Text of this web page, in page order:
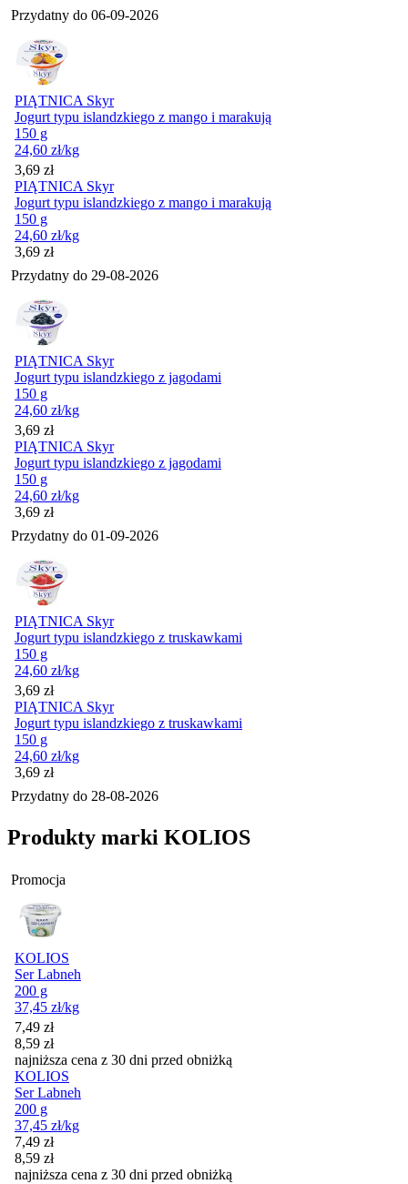
Przydatny do 06-09-2026
PIĄTNICA Skyr
Jogurt typu islandzkiego z mango i marakują
150 g
24,60 zł/kg
Cena
3,69 zł
PIĄTNICA Skyr
Jogurt typu islandzkiego z mango i marakują
150 g
24,60 zł/kg
Cena
3,69 zł
Przydatny do 29-08-2026
PIĄTNICA Skyr
Jogurt typu islandzkiego z jagodami
150 g
24,60 zł/kg
Cena
3,69 zł
PIĄTNICA Skyr
Jogurt typu islandzkiego z jagodami
150 g
24,60 zł/kg
Cena
3,69 zł
Przydatny do 01-09-2026
PIĄTNICA Skyr
Jogurt typu islandzkiego z truskawkami
150 g
24,60 zł/kg
Cena
3,69 zł
PIĄTNICA Skyr
Jogurt typu islandzkiego z truskawkami
150 g
24,60 zł/kg
Cena
3,69 zł
Przydatny do 28-08-2026
Produkty marki KOLIOS
Promocja
KOLIOS
Ser Labneh
200 g
37,45 zł/kg
Cena promocyjna
7,49 zł
8,59 zł
najniższa cena z 30 dni przed obniżką
KOLIOS
Ser Labneh
200 g
37,45 zł/kg
Cena promocyjna
7,49 zł
8,59 zł
najniższa cena z 30 dni przed obniżką